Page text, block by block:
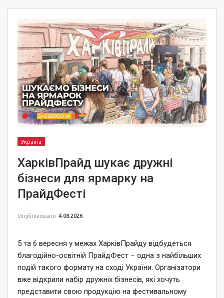
Україна
ХарківПрайд шукає дружні
бізнеси для ярмарку на
ПрайдФесті
Опубліковано 4.08.2026
5 та 6 вересня у межах ХарківПрайду відбудеться
благодійно-освітній ПрайдФест – одна з найбільших
подій такого формату на сході України. Організатори
вже відкрили набір дружніх бізнесів, які хочуть
представити свою продукцію на фестивальному